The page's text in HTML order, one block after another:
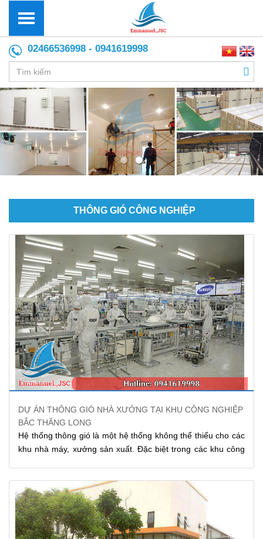
02466536998 - 0941619998
THÔNG GIÓ CÔNG NGHIỆP
DỰ ÁN THÔNG GIÓ NHÀ XƯỞNG TẠI KHU CÔNG NGHIỆP
BẮC THĂNG LONG
Hệ thống thông gió là một hệ thống không thể thiếu cho các
khu nhà máy, xưởng sản xuất. Đặc biệt trong các khu công
cấp giải pháp, lắp đặt hệ thống
thông gió nhà xưởng
khu công nghiệp Bắc Thăng Long.